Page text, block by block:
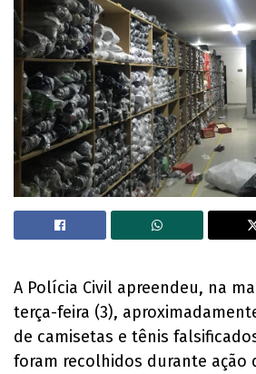
A Polícia Civil apreendeu, na
terça-feira (3),
de camisetas e tênis
foram recolhidos durante ação